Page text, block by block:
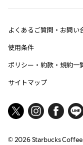
よくあるご質問・お問い
使用条件
ポリシー・約款・規約一
サイトマップ
© 2026Starbucks